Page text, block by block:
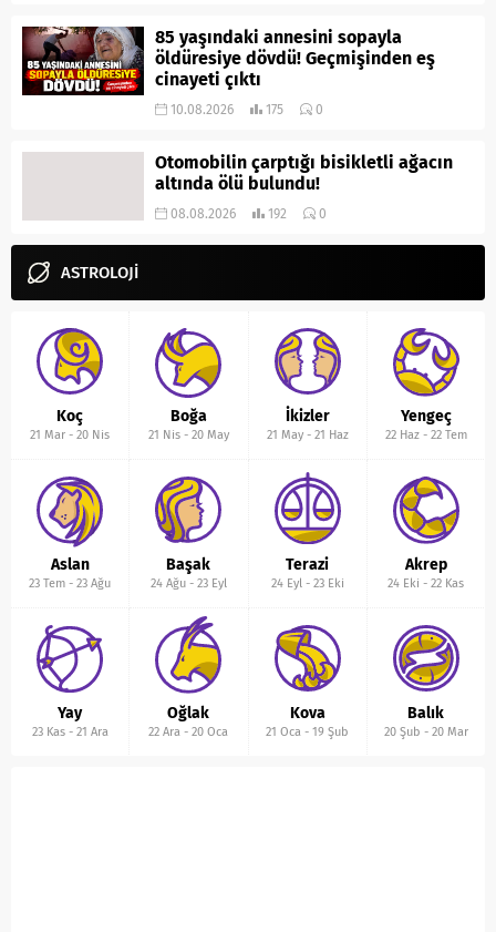
85 yaşındaki annesini sopayla
öldüresiye dövdü! Geçmişinden eş
cinayeti çıktı
10.08.2026 175 0
Otomobilin çarptığı bisikletli ağacın
altında ölü bulundu!
08.08.2026 192 0
ASTROLOJİ
Koç
21 Mar -20 Nis
Boğa
21 Nis- 20 May
İkizler
21 May- 21 Haz
Yengeç
22 Haz- 22 Tem
Aslan
23 Tem -23 Ağu
Başak
24 Ağu- 23 Eyl
Terazi
24 Eyl- 23 Eki
Akrep
24 Eki -22 Kas
Yay
23 Kas- 21 Ara
Oğlak
22 Ara -20 Oca
Kova
21 Oca -19 Şub
Balık
20 Şub - 20 Mar